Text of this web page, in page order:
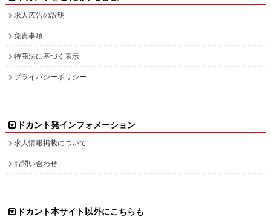
求人広告の説明
免責事項
特商法に基づく表示
プライバシーポリシー
ドカント発インフォメーション
求人情報掲載について
お問い合わせ
ドカント本サイト以外にこちらも